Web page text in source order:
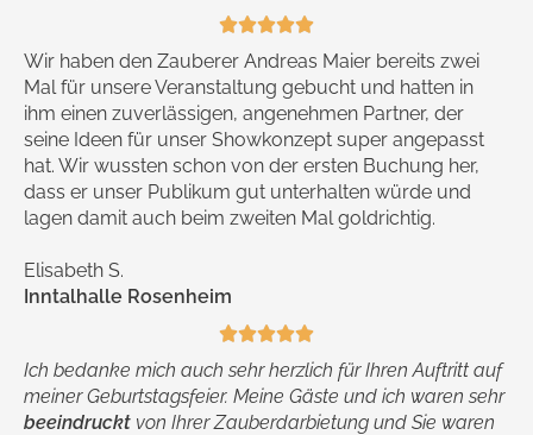

Wir haben den Zauberer Andreas Maier bereits zwei
Mal für unsere Veranstaltung gebucht und hatten in
ihm einen zuverlässigen, angenehmen Partner, der
seine Ideen für unser Showkonzept super angepasst
hat. Wir wussten schon von der ersten Buchung her,
dass er unser Publikum gut unterhalten würde und
lagen damit auch beim zweiten Mal goldrichtig.
Elisabeth S.
Inntalhalle Rosenheim

Ich bedanke mich auch sehr herzlich für Ihren Auftritt auf
meiner Geburtstagsfeier. Meine Gäste und ich waren sehr
beeindruckt von Ihrer Zauberdarbietung und Sie waren